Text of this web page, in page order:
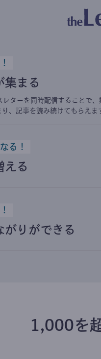
集まる
レターを同時配信することで、
、記事を読み続けてもらえま
る！
える
がりができる
1,000を